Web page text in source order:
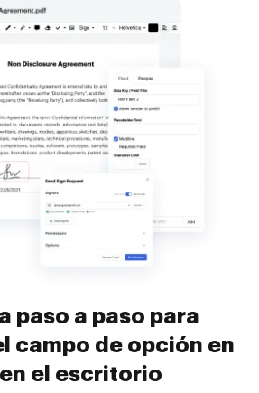
paso a paso para
campo de opción en
en el escritorio